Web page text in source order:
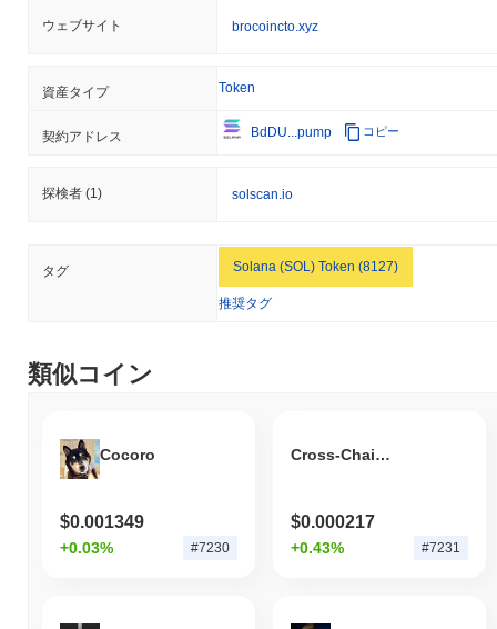
ウェブサイト brocoincto.xyz
資産タイプ Token
契約アドレス BdDU...pump コピー
探検者 (1) solscan.io
タグ Solana (SOL) Token (8127)
推奨タグ
類似コイン
Cocoro
$0.001349
+0.03% #7230
Cross-Chain DAO
$0.000217
+0.43% #7231